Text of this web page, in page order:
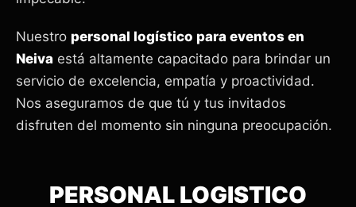
Nuestro personal logístico para eventos en
Neiva está altamente capacitado para brindar un
servicio de excelencia, empatía y proactividad.
Nos aseguramos de que tú y tus invitados
disfruten del momento sin ninguna preocupación.
PERSONAL LOGISTICO